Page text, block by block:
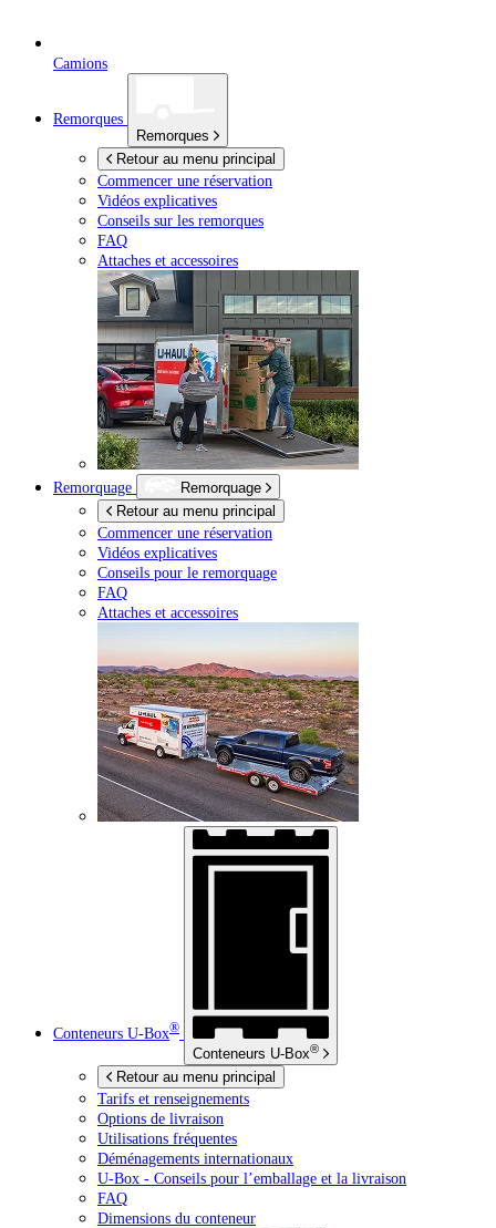
Camions
Remorques
Remorques
Retour au menu principal
Commencer une réservation
Vidéos explicatives
Conseils sur les remorques
FAQ
Attaches et accessoires
Remorquage
Remorquage
Retour au menu principal
Commencer une réservation
Vidéos explicatives
Conseils pour le remorquage
FAQ
Attaches et accessoires
Conteneurs U-Box®
Conteneurs U-Box®
Retour au menu principal
Tarifs et renseignements
Options de livraison
Utilisations fréquentes
Déménagements internationaux
U-Box - Conseils pour l’emballage et la livraison
FAQ
Dimensions du conteneur